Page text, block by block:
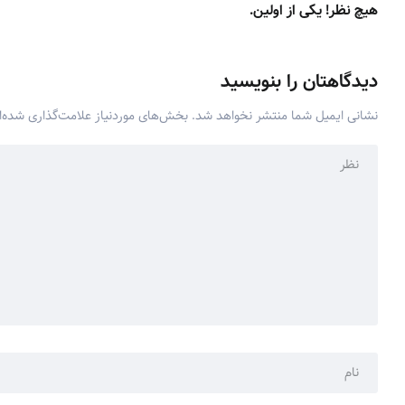
هیچ نظر! یکی از اولین.
دیدگاهتان را بنویسید
نشانی ایمیل شما منتشر نخواهد شد. بخش‌های موردنیاز علامت‌گذاری